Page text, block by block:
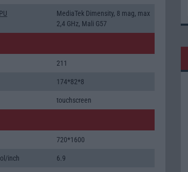
MediaTek Dimensity, 8 mag, max
2,4 GHz, Mali G57
211
174*82*8
touchscreen
720*1600
inch 6.9